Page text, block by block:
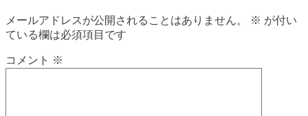
メールアドレスが公開されることはありません。 ※ が付い
ている欄は必須項目です
コメント ※